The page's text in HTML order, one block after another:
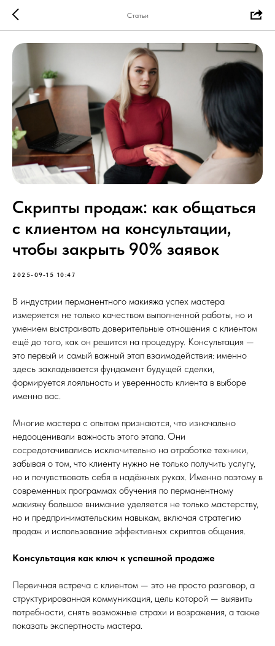
Статьи
Скрипты продаж: как общаться
с клиентом на консультации,
чтобы закрыть 90% заявок
2025-09-15 10:47
В индустрии перманентного макияжа успех мастера
измеряется не только качеством выполненной работы, но и
умением выстраивать доверительные отношения с клиентом
ещё до того, как он решится на процедуру. Консультация —
это первый и самый важный этап взаимодействия: именно
здесь закладывается фундамент будущей сделки,
формируется лояльность и уверенность клиента в выборе
именно вас.
Многие мастера с опытом признаются, что изначально
недооценивали важность этого этапа. Они
сосредотачивались исключительно на отработке техники,
забывая о том, что клиенту нужно не только получить услугу,
но и почувствовать себя в надёжных руках. Именно поэтому в
современных программах обучения по перманентному
макияжу большое внимание уделяется не только мастерству,
но и предпринимательским навыкам, включая стратегию
продаж и использование эффективных скриптов общения.
Консультация как ключ к успешной продаже
Первичная встреча с клиентом — это не просто разговор, а
структурированная коммуникация, цель которой — выявить
потребности, снять возможные страхи и возражения, а также
показать экспертность мастера.